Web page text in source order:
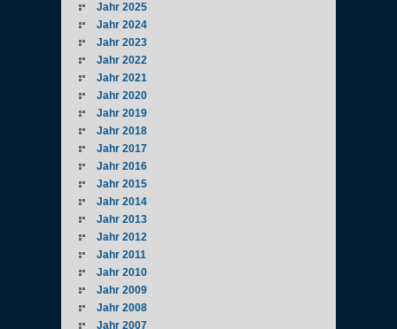
Jahr 2025
Jahr 2024
Jahr 2023
Jahr 2022
Jahr 2021
Jahr 2020
Jahr 2019
Jahr 2018
Jahr 2017
Jahr 2016
Jahr 2015
Jahr 2014
Jahr 2013
Jahr 2012
Jahr 2011
Jahr 2010
Jahr 2009
Jahr 2008
Jahr 2007